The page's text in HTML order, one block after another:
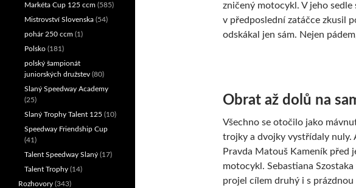
zničený motocykl. V jeho
v předposlední zatáčce zkusil
odskákal jen sám. Nejen
Obrat až dolů na
Všechno se otočilo jako
trojky a dvojky vystřídaly nuly.
Pravda Matouš Kameník před
motocykl. Sebastiana
projel cílem druhý i s
Markéta Cup 125 ccm (585)
Mistrovství Slovenska (54)
pohár 250 ccm (1)
Polsko (181)
polský šampionát
juniorských družstev (80)
Slaný Speedway Academy
(25)
Slaný Trophy Talent 125 (10)
Speedway Friendship Cup
(41)
Talent Speedway Slaný (17)
Talent Trophy (14)
Rozhovory (343)